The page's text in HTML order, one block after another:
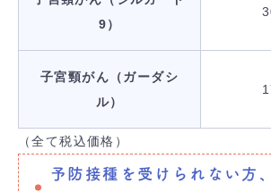
9）
子宮頸がん（ガーダシ
ル）
（全て税込価格）
予防接種を受けられない方